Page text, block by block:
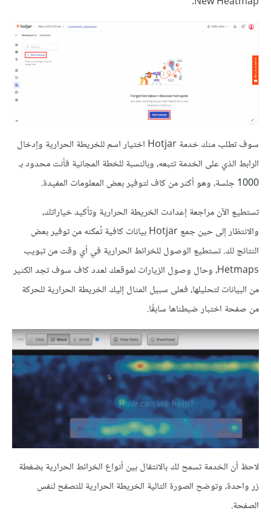
سوف تطلب منك خدمة Hotjar اختيار اسم للخريطة الحرارية وإدخال
الرابط الذي على الخدمة تتبعه، وبالنسبة للخطة المجانية فأنت محدود بـ
1000 جلسة، وهو أكثر من كاف لتوفير بعض المعلومات المفيدة.
تستطيع الآن مراجعة إعدادت الخريطة الحرارية وتأكيد خياراتك،
والانتظار إلى حين جمع Hotjar بيانات كافية تُمكنه من توفير بعض
النتائج لك. تستطيع الوصول للخرائط الحرارية في أي وقت من تبويب
Hetmaps، وحال وصول الزيارات لموقعك لعدد كاف سوف تجد الكثير
من البيانات لتحليلها، فعلى سبيل المثال إليك الخريطة الحرارية للحركة
من صفحة اختبار ضبطناها سابقًا.
لاحظ أن الخدمة تسمح لك بالانتقال بين أنواع الخرائط الحرارية بضغطة
زر واحدة، وتوضح الصورة التالية الخريطة الحرارية للتصفح لنفس
الصفحة.